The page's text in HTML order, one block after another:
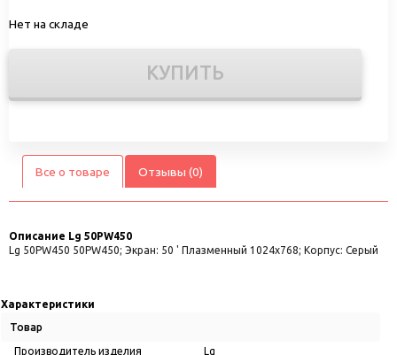
Нет на складе
КУПИТЬ
Все о товаре Отзывы (0)
Описание Lg 50PW450
Lg 50PW450 50PW450; Экран: 50 ' Плазменный 1024x768; Корпус: Серый
Характеристики
Товар
Производитель изделия Lg